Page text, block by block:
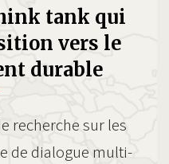
tank qui
vers le
durable
recherche sur les
de dialogue multi-